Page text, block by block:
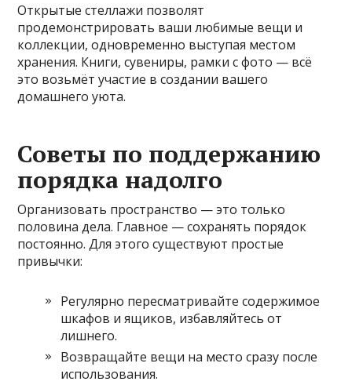
Открытые стеллажи позволят
продемонстрировать ваши любимые вещи и
коллекции, одновременно выступая местом
хранения. Книги, сувениры, рамки с фото — всё
это возьмёт участие в создании вашего
домашнего уюта.
Советы по поддержанию
порядка надолго
Организовать пространство — это только
половина дела. Главное — сохранять порядок
постоянно. Для этого существуют простые
привычки:
Регулярно пересматривайте содержимое
шкафов и ящиков, избавляйтесь от
лишнего.
Возвращайте вещи на место сразу после
использования.